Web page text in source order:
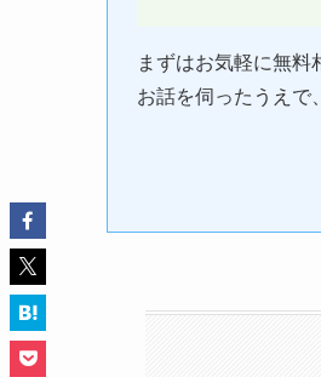
まずはお気軽に無料
お話を伺ったうえで